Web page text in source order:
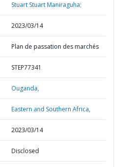
Stuart Stuart Maniraguha;
2023/03/14
Plan de passation des marchés
STEP77341
Ouganda,
Eastern and Southern Africa,
2023/03/14
Disclosed